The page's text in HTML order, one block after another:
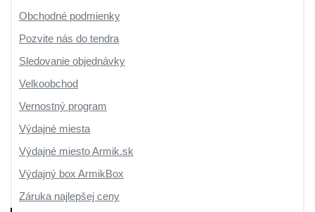
Obchodné podmienky
Pozvite nás do tendra
Sledovanie objednávky
Velkoobchod
Vernostný program
Výdajné miesta
Výdajné miesto Armik.sk
Výdajný box ArmikBox
Záruka najlepšej ceny